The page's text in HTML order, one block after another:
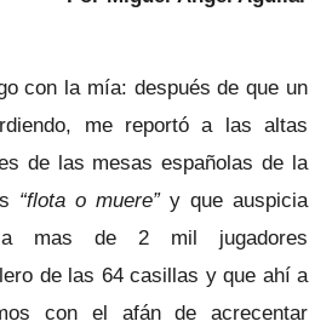
con la mía: después de que un
me reportó a las altas
de las mesas españolas de la
“flota o muere”y que auspicia
a mas de 2 mil jugadores
de las 64 casillas y que ahí a
con el afán de acrecentar